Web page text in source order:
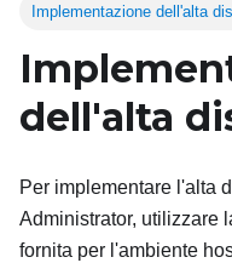
Implementazione dell'alta
dell'alta
Per implementare l'alta
Administrator, utilizzare
fornita per l'ambiente